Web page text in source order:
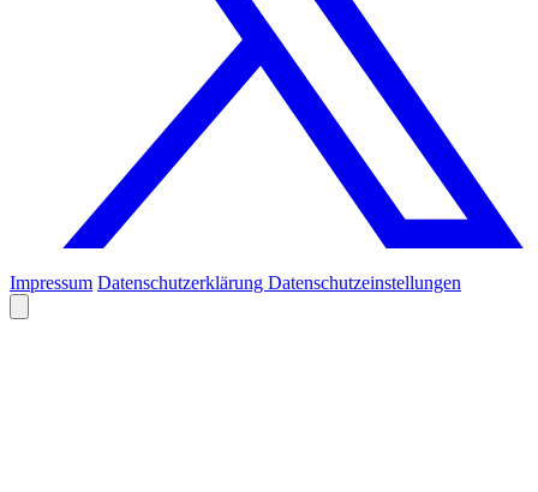
Impressum Datenschutzerklärung Datenschutzeinstellungen